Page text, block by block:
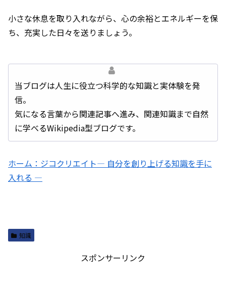
小さな休息を取り入れながら、心の余裕とエネルギーを保
ち、充実した日々を送りましょう。
当ブログは人生に役立つ科学的な知識と実体験を発
信。
気になる言葉から関連記事へ進み、関連知識まで自然
に学べるWikipedia型ブログです。
ホーム：ジコクリエイト― 自分を創り上げる知識を手に
入れる ―
知識
スポンサーリンク